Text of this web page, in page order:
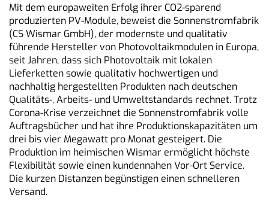
Mit dem europaweiten Erfolg ihrer CO2-sparend
produzierten PV-Module, beweist die Sonnenstromfabrik
(CS Wismar GmbH), der modernste und qualitativ
führende Hersteller von Photovoltaikmodulen in Europa,
seit Jahren, dass sich Photovoltaik mit lokalen
Lieferketten sowie qualitativ hochwertigen und
nachhaltig hergestellten Produkten nach deutschen
Qualitäts-, Arbeits- und Umweltstandards rechnet. Trotz
Corona-Krise verzeichnet die Sonnenstromfabrik volle
Auftragsbücher und hat ihre Produktionskapazitäten um
drei bis vier Megawatt pro Monat gesteigert. Die
Produktion im heimischen Wismar ermöglicht höchste
Flexibilität sowie einen kundennahen Vor-Ort Service.
Die kurzen Distanzen begünstigen einen schnelleren
Versand.